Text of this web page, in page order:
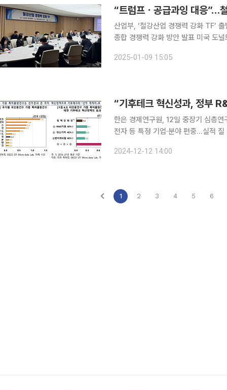
“트럼프ㆍ공급과잉 대응”…
산업부, ‘철강산업 경쟁력 강화 TF’
종합 경쟁력 강화 방안 발표 미국 도널드 트럼프 정부 출범, 글로벌 공급과잉과 탈(脫)탄소 전환 등
상자원부 9일 서울 대한상공회의소에
2025-01-09 15:05
“기후테크 혁신성과, 정부
한은 경제연구원, 12일 중장기 심층연
전자 등 특정 기업·분야 편중…실적
확대하면 미국, 스위스 등 최상위국
2024-12-12 14:00
1 2 3 4 5 6